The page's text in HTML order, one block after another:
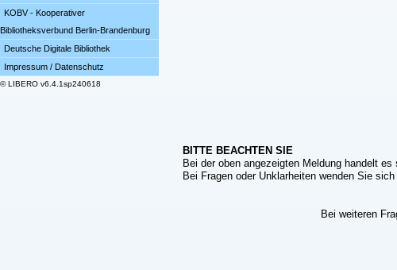
KOBV - Kooperativer
Bibliotheksverbund Berlin-Brandenburg
Deutsche Digitale Bibliothek
Impressum / Datenschutz
© LIBERO v6.4.1sp240618
BITTE BEACHTEN SIE
Bei der oben angezeigten Meldung handelt
Bei Fragen oder Unklarheiten wenden Sie
Bei weiteren